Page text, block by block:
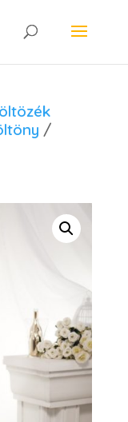
/